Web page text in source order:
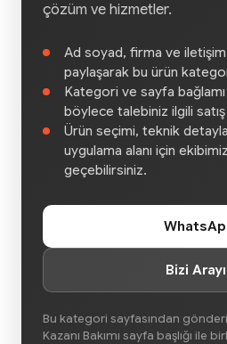
çözüm ve hizmetler.
Ad soyad, firma ve
paylaşarak bu ürün
Kategori ve sayfa
böylece talebiniz ilgili satış
Ürün seçimi, teknik
uygulama alanı için
geçebilirsiniz.
Bizi
Bu kategori sayfasından
Kazanı Bakımı sayfa başlığı ile